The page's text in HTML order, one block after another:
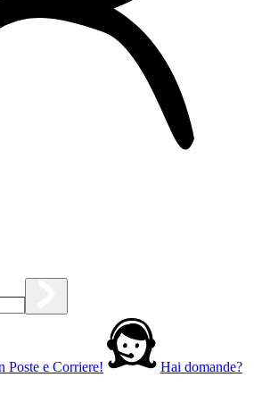
Poste e Corriere!
Hai domande?